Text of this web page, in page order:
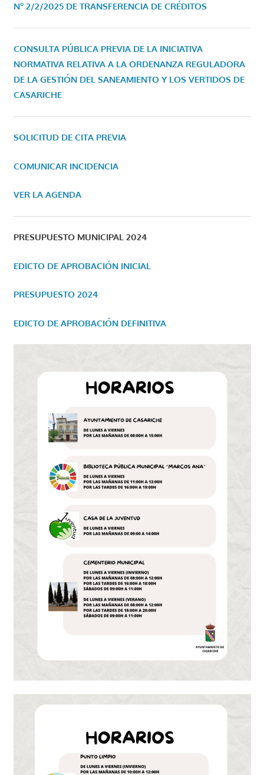
Nº 2/2/2025 DE TRANSFERENCIA DE CRÉDITOS
CONSULTA PÚBLICA PREVIA DE LA INICIATIVA
NORMATIVA RELATIVA A LA ORDENANZA REGULADORA
DE LA GESTIÓN DEL SANEAMIENTO Y LOS VERTIDOS DE
CASARICHE
SOLICITUD DE CITA PREVIA
COMUNICAR INCIDENCIA
VER LA AGENDA
PRESUPUESTO MUNICIPAL 2024
EDICTO DE APROBACIÓN INICIAL
PRESUPUESTO 2024
EDICTO DE APROBACIÓN DEFINITIVA